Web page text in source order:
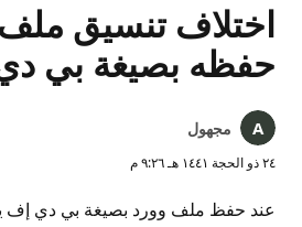
اختلاف تنسيق
حفظه بصيغة بي
مجهول
٢٤ ذو الحجة ١٤٤١ هـ ٩:٢٦ م
عند حفظ ملف وورد بصيغة بي دي إف